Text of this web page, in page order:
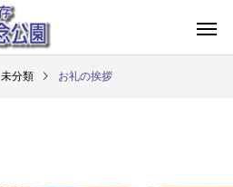
未分類 お礼の挨拶